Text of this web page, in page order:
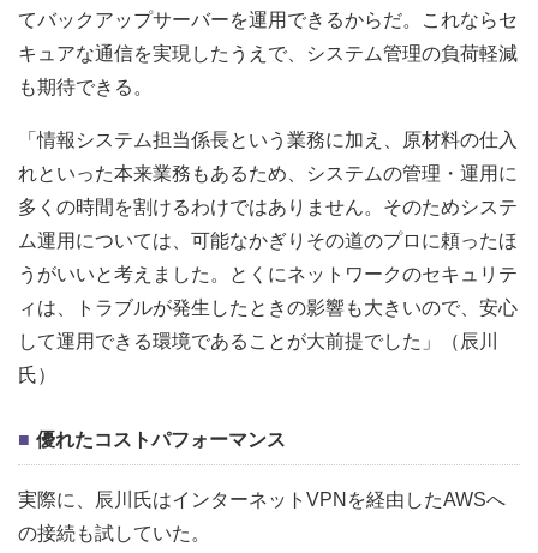
てバックアップサーバーを運用できるからだ。これならセ
キュアな通信を実現したうえで、システム管理の負荷軽減
も期待できる。
「情報システム担当係長という業務に加え、原材料の仕入
れといった本来業務もあるため、システムの管理・運用に
多くの時間を割けるわけではありません。そのためシステ
ム運用については、可能なかぎりその道のプロに頼ったほ
うがいいと考えました。とくにネットワークのセキュリテ
ィは、トラブルが発生したときの影響も大きいので、安心
して運用できる環境であることが大前提でした」（辰川
氏）
優れたコストパフォーマンス
実際に、辰川氏はインターネットVPNを経由したAWSへ
の接続も試していた。